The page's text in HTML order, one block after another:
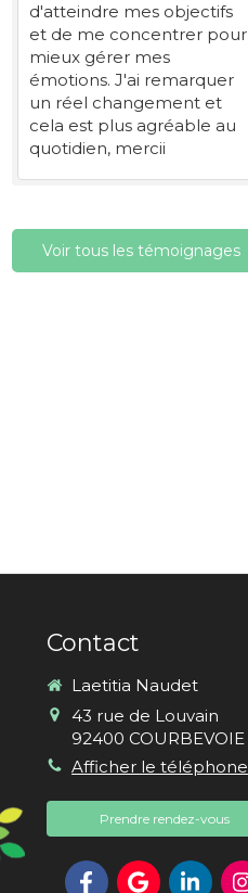
d'atteindre mes objectifs
et de me concentrer pour
mieux gérer mes
émotions. J'ai remarquer
un réel changement et
cela est plus agréable au
quotidien, mercii
Voir tous les témoignages
Contact
Laetitia Naudet
43 rue de Louvain
92400 COURBEVOIE
Afficher le téléphone
Prendre rendez-vous